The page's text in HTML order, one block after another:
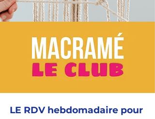
LE RDV hebdomadaire pour